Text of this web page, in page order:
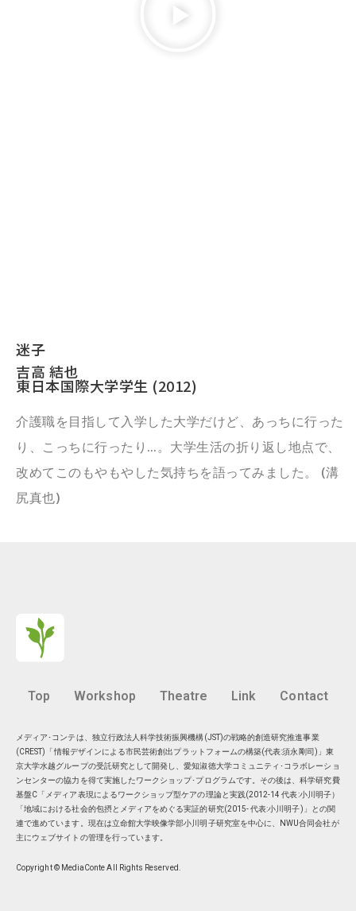
迷子
吉高 結也
東日本国際大学学生 (2012)
介護職を目指して入学した大学だけど、あっちに行った
り、こっちに行ったり…。大学生活の折り返し地点で、
改めてこのもやもやした気持ちを語ってみました。 (溝
尻真也)
Top Workshop Theatre Link Contact
メディア･コンテは、独立行政法人科学技術振興機構(JST)の戦略的創造研究推進事業
(CREST)「情報デザインによる市民芸術創出プラットフォームの構築(代表:須永剛司)」東
京大学水越グループの受託研究として開発し、愛知淑徳大学コミュニティ･コラボレーショ
ンセンターの協力を得て実施したワークショップ･プログラムです。その後は、科学研究費
基盤C「メディア表現によるワークショップ型ケアの理論と実践(2012-14 代表:小川明子）
「地域における社会的包摂とメディアをめぐる実証的研究(2015- 代表:小川明子)」との関
連で進めています。現在は立命館大学映像学部小川明子研究室を中心に、 NWU合同会社が
主にウェブサイトの管理を行っています。
Copyright © MediaConte All Rights Reserved.